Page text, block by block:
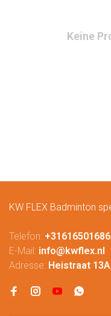
Keine
KW FLEX Badminton
Telefon: +31616501686
E-Mail: info@kwflex.nl
Adresse: Heistraat